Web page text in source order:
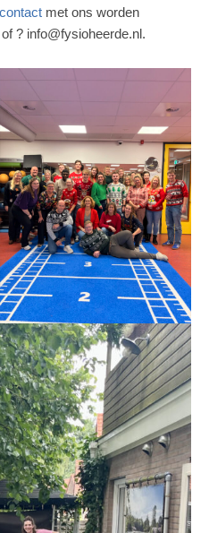
contact met ons worden
? info@fysioheerde.nl .